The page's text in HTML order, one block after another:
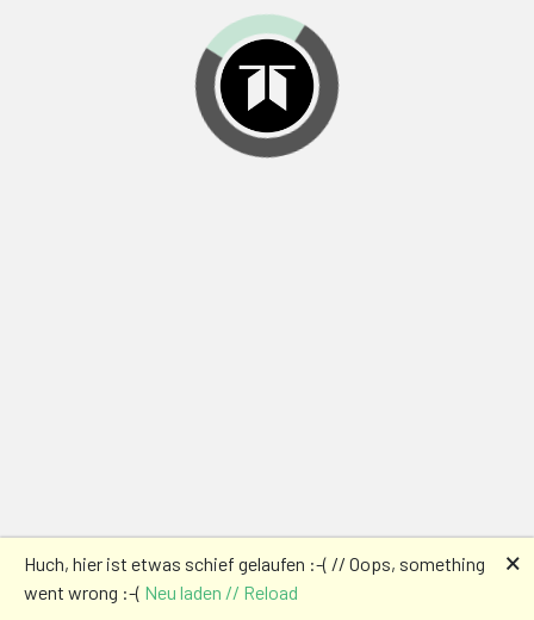
Huch, hier ist etwas schief gelaufen :-( // Oops, something
went wrong :-( Neu laden // Reload
🗙